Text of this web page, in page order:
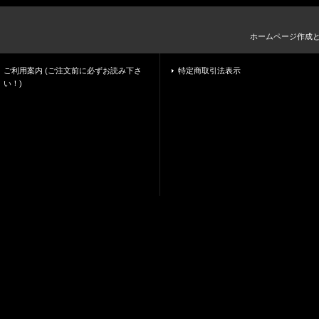
ホームページ作成
ご利用案内 (ご注文前に必ずお読み下さ
い！)
特定商取引法表示